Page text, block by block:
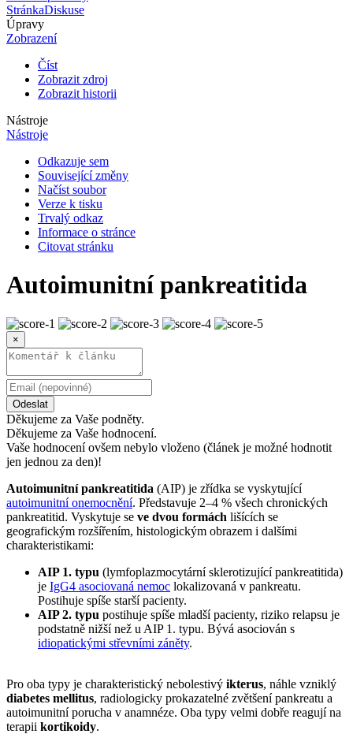
StránkaDiskuse
Úpravy
Zobrazení
Číst
Zobrazit zdroj
Zobrazit historii
Nástroje
Nástroje
Odkazuje sem
Související změny
Načíst soubor
Verze k tisku
Trvalý odkaz
Informace o stránce
Citovat stránku
Autoimunitní pankreatitida
×
Odeslat
Děkujeme za Vaše podněty.
Děkujeme za Vaše hodnocení.
Vaše hodnocení ovšem nebylo vloženo (článek je možné hodnotit
jen jednou za den)!
Autoimunitní pankreatitida (AIP) je zřídka se vyskytující
autoimunitní onemocnění. Představuje 2–4 % všech chronických
pankreatitid. Vyskytuje se ve dvou formách lišících se
geografickým rozšířením, histologickým obrazem i dalšími
charakteristikami:
AIP 1. typu (lymfoplazmocytární sklerotizující pankreatitida)
je IgG4 asociovaná nemoc lokalizovaná v pankreatu.
Postihuje spíše starší pacienty.
AIP 2. typu postihuje spíše mladší pacienty, riziko relapsu je
podstatně nižší než u AIP 1. typu. Bývá asociován s
idiopatickými střevními záněty.
Pro oba typy je charakteristický nebolestivý ikterus, náhle vzniklý
diabetes mellitus, radiologicky prokazatelné zvětšení pankreatu a
autoimunitní porucha v anamnéze. Oba typy velmi dobře reagují na
terapii kortikoidy.